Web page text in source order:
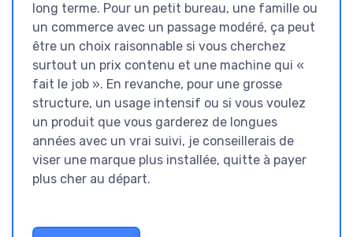
long terme. Pour un petit bureau, une famille ou
un commerce avec un passage modéré, ça peut
être un choix raisonnable si vous cherchez
surtout un prix contenu et une machine qui «
fait le job ». En revanche, pour une grosse
structure, un usage intensif ou si vous voulez
un produit que vous garderez de longues
années avec un vrai suivi, je conseillerais de
viser une marque plus installée, quitte à payer
plus cher au départ.